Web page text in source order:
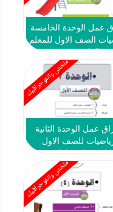
عمل الوحدة الخامسة
الصف الاول للمعلم
ملخص وانفوجرافيك
عمل الوحدة الثانية
للصف الاول
2019ملخص وانفوجرافيك